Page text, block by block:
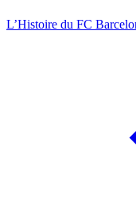
L’Histoire du FC